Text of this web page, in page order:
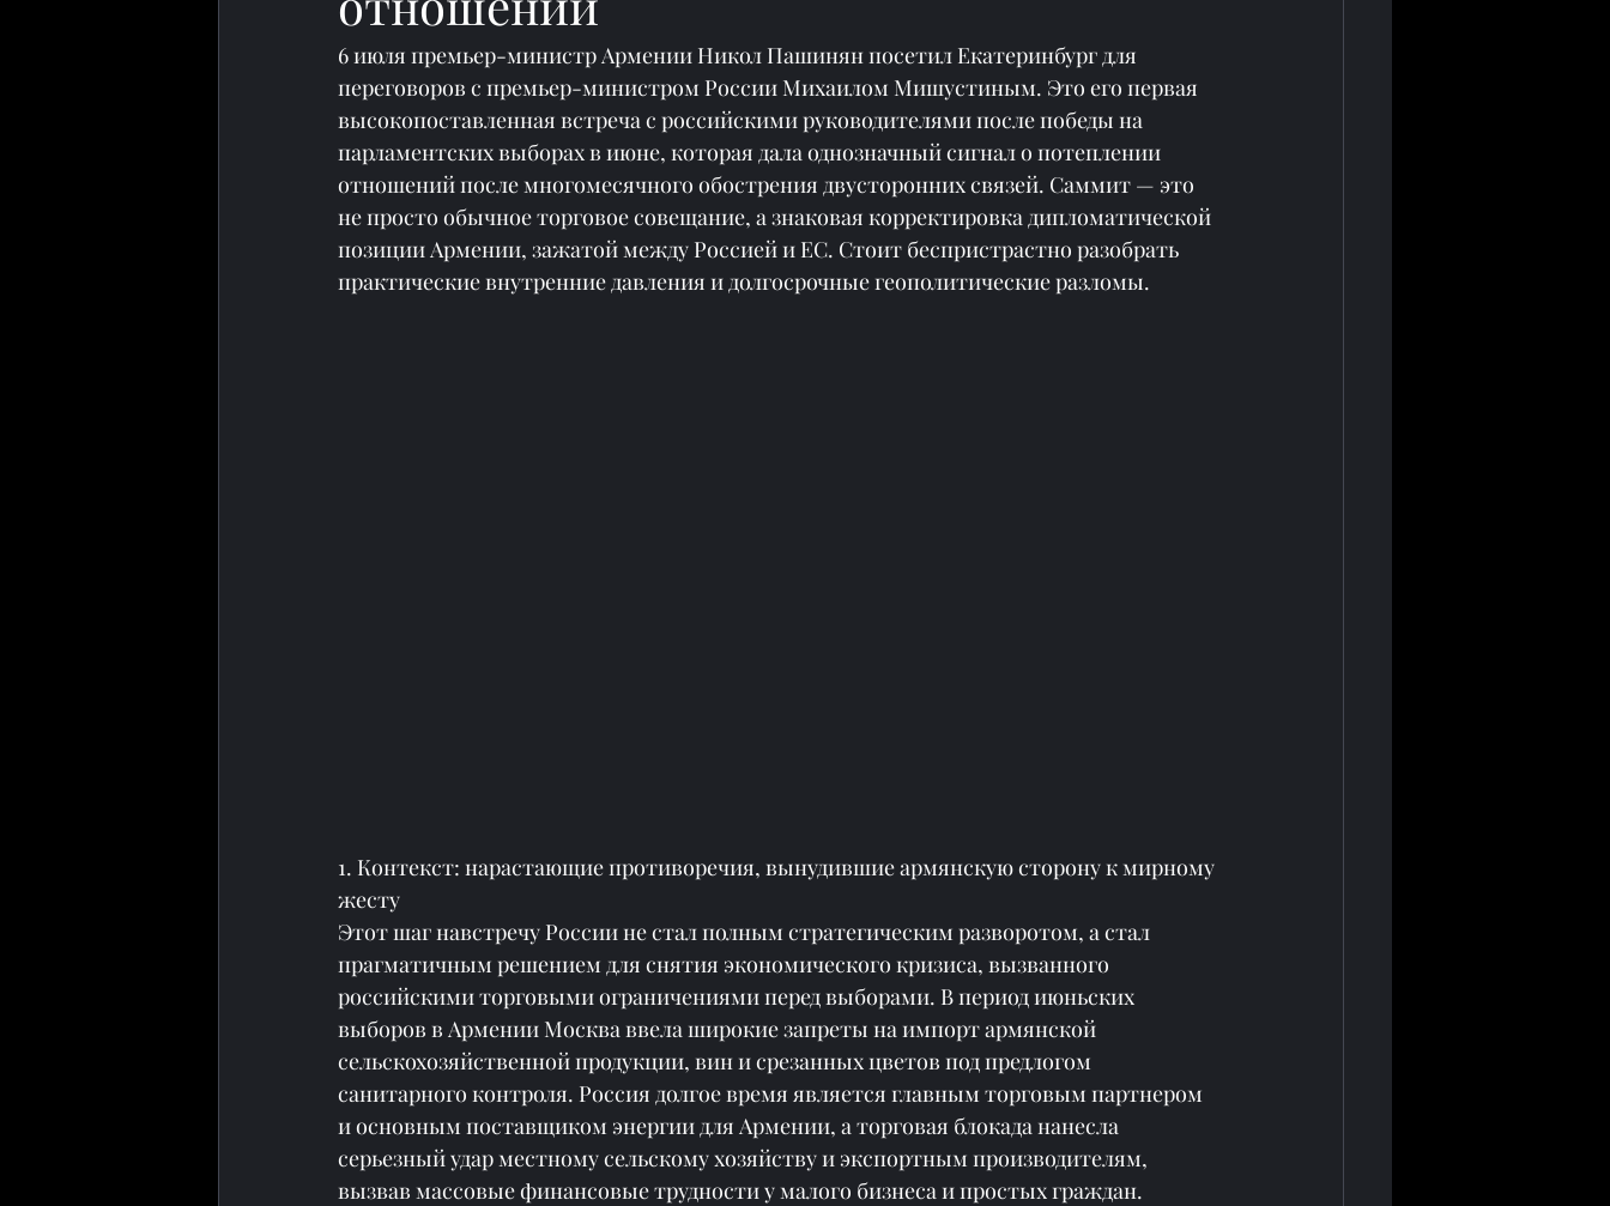
6 июля премьер-министр Армении Никол Пашинян посетил Екатеринбург для
переговоров с премьер-министром России Михаилом Мишустиным. Это его первая
высокопоставленная встреча с российскими руководителями после победы на
парламентских выборах в июне, которая дала однозначный сигнал о потеплении
отношений после многомесячного обострения двусторонних связей. Саммит — это
не просто обычное торговое совещание, а знаковая корректировка дипломатической
позиции Армении, зажатой между Россией и ЕС. Стоит беспристрастно разобрать
практические внутренние давления и долгосрочные геополитические разломы.
1. Контекст: нарастающие противоречия, вынудившие армянскую сторону к мирному
жесту
Этот шаг навстречу России не стал полным стратегическим разворотом, а стал
прагматичным решением для снятия экономического кризиса, вызванного
российскими торговыми ограничениями перед выборами. В период июньских
выборов в Армении Москва ввела широкие запреты на импорт армянской
сельскохозяйственной продукции, вин и срезанных цветов под предлогом
санитарного контроля. Россия долгое время является главным торговым партнером
и основным поставщиком энергии для Армении, а торговая блокада нанесла
серьезный удар местному сельскому хозяйству и экспортным производителям,
вызвав массовые финансовые трудности у малого бизнеса и простых граждан.